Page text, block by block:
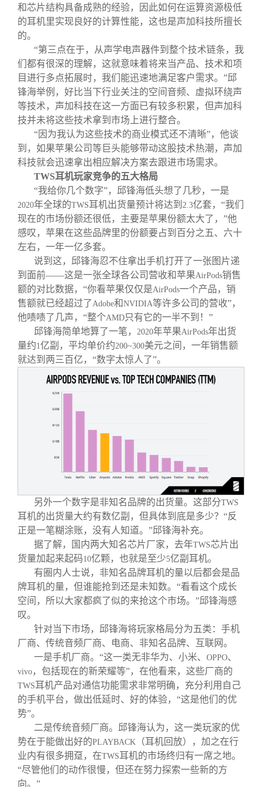
和芯片结构具备成熟的经验，因此如何在运算资源极低
的耳机里实现良好的计算性能，这也是声加科技所擅长
的。
“第三点在于，从声学电声器件到整个技术链条，我
们都有很深的理解，这就意味着将来当产品、技术和项
目进行多点拓展时，我们能迅速地满足客户需求。”邱
锋海举例，好比当下行业关注的空间音频、虚拟环绕声
等技术，声加科技在这一方面已有较多积累，但声加科
技并未将这些技术拿到市场上进行整合。
“因为我认为这些技术的商业模式还不清晰”，他谈
到，如果苹果公司等巨头能够带动这股技术热潮，声加
科技就会迅速拿出相应解决方案去跟进市场需求。
TWS耳机玩家竞争的五大格局
“我给你几个数字”，邱锋海低头想了几秒，一是
2020年全球的TWS耳机出货量预计将达到 2.3亿套，“我们
现在的市场份额还很低，主要是苹果份额太大了，”他
感叹，苹果在这些品牌里的份额要占到百分之五、六十
左右，一年一亿多套。
说到这，邱锋海忍不住拿出手机打开了一张图片递
到面前——这是一张全球各公司营收和苹果AirPods销售
额的对比数据，“你看苹果仅仅是AirPods一个产品，销
售额就已经超过了Adobe和NVIDIA等许多公司的营收”，
他啧啧了几声，“整个AMD只有它的一半不到！”
邱锋海简单地算了一笔， 2020年苹果AirPods年出货
量约1亿副，平均单价约200~300美元之间，一年销售额
就达到两三百亿，“数字太惊人了”。
另外一个数字是非知名品牌的出货量。这部分TWS
耳机的出货量大约有数亿副，但具体到底是多少？“反
正是一笔糊涂账，没有人知道。”邱锋海补充。
据了解，国内两大知名芯片厂家，去年TWS芯片出
货量加起来起码10亿颗，也就是至少5亿副耳机。
有圈内人士说，非知名品牌耳机的量以后都会是品
牌耳机的量，但谁能抢到还是未知数。“看看这个成长
空间，所以大家都疯了似的来抢这个市场。”邱锋海感
叹。
针对当下市场，邱锋海将玩家格局分为五类：手机
厂商、传统音频厂商、电商、非知名品牌、互联网。
一是手机厂商。“这一类无非华为、小米、 OPPO、
vivo ，包括现在的新荣耀等”，在他看来，这些厂商的
TWS耳机产品对通信功能需求非常明确，充分利用自己
的手机平台，做出低延时、好的体验，“这是他们的优
势”。
二是传统音频厂商。邱锋海认为，这一类玩家的优
势在于能做出好的PLAYBACK （耳机回放），加之在行
业内有很多拥趸，在TWS耳机的市场终归有一席之地。
“尽管他们的动作很慢，但还在努力探索一些新的方
向。”